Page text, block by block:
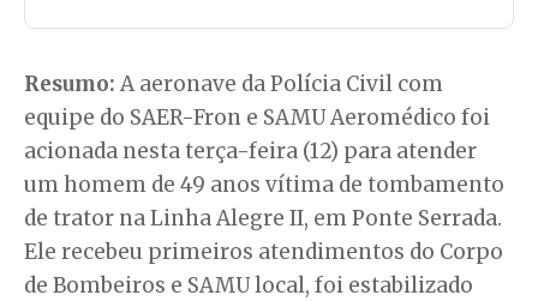
Resumo: A aeronave da Polícia Civil com
equipe do SAER-Fron e SAMU Aeromédico foi
acionada nesta terça-feira (12) para atender
um homem de 49 anos vítima de tombamento
de trator na Linha Alegre II, em Ponte Serrada.
Ele recebeu primeiros atendimentos do Corpo
de Bombeiros e SAMU local, foi estabilizado